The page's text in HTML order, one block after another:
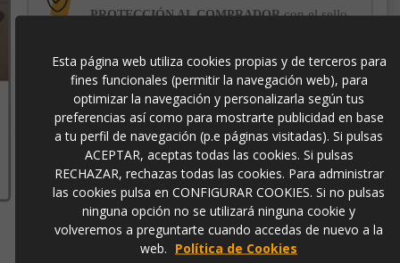
PROTECCIÓN AL COMPRADOR con el sello
-3% DE DESCUENTO EXTRApara pagos con
transferencia bancaria
504638
8435435344535
Esta página web utiliza cookies propias y de terceros para
fines funcionales (permitir la navegación web), para
optimizar la navegación y personalizarla según tus
preferencias así como para mostrarte publicidad en base
a tu perfil de navegación (p.e páginas visitadas). Si pulsas
ACEPTAR, aceptas todas las cookies. Si pulsas
RECHAZAR, rechazas todas las cookies. Para administrar
las cookies pulsa en CONFIGURAR COOKIES. Si no pulsas
ninguna opción no se utilizará ninguna cookie y
volveremos a preguntarte cuando accedas de nuevo a la
web. Política de Cookies